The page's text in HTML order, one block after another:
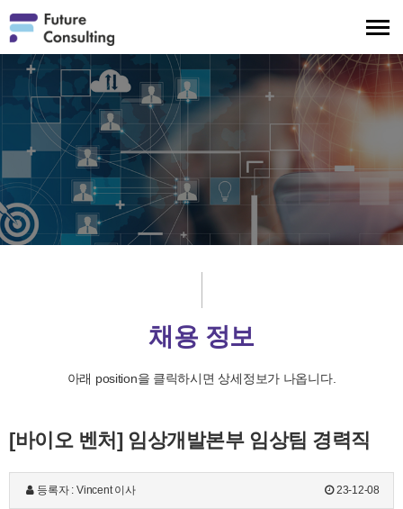
메
보
기
채용 정보
아래 position을 클릭하시면 상세정보가 나옵니다.
[바이오 벤처] 임상개발본부 임상팀 경력직
등록자 : Vincent 이사 23-12-08